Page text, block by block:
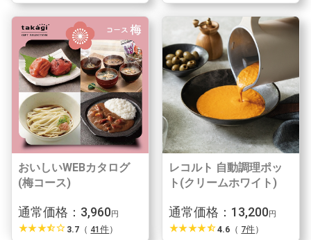
おいしいWEBカタログ
(梅コース)
通常価格：3,960円
star_ratestar_ratestar_ratestar_halfstar_border 3.7 （ 41件）
レコルト 自動調理ポッ
ト(クリームホワイト)
通常価格：13,200円
star_ratestar_ratestar_ratestar_ratestar_half 4.6 （ 7件）